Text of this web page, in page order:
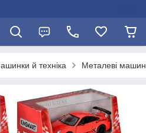
й техніка Металеві